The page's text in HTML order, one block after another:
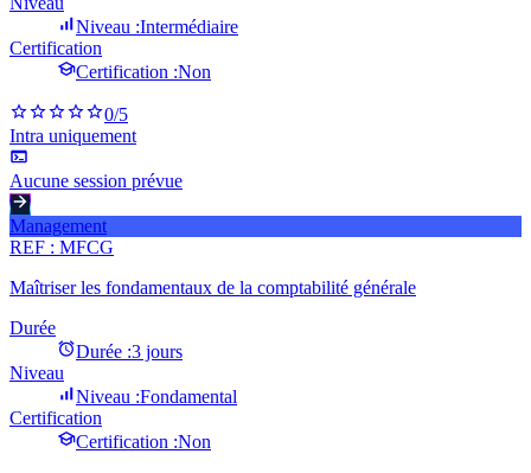
Niveau :Intermédiaire
Certification
Certification :Non
0/5
Intra uniquement
Aucune session prévue
Management
REF : MFCG
Maîtriser les fondamentaux de la comptabilité générale
Durée
Durée :3 jours
Niveau
Niveau :Fondamental
Certification
Certification :Non